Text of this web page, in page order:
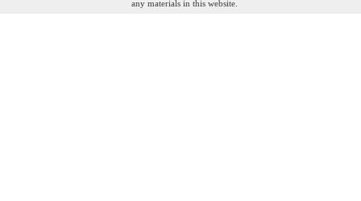
any materials in this website.